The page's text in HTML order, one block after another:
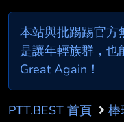
本站與批踢踢官方
是讓年輕族群，也
Great Again！
PTT.BEST 首頁 棒